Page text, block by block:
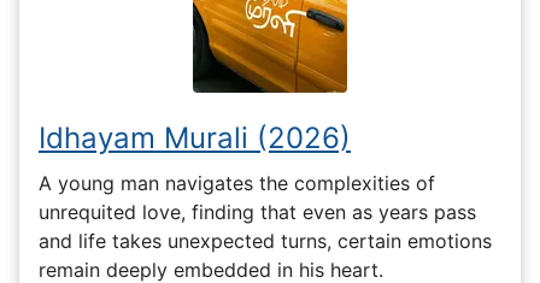
Idhayam Murali (2026)
A young man navigates the complexities of
unrequited love, finding that even as years pass
and life takes unexpected turns, certain emotions
remain deeply embedded in his heart.